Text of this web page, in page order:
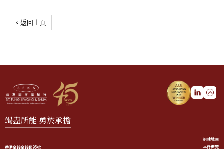
< 返回上頁
竭盡所能 勇於承擔
香港金鐘金鐘道95號
網站地圖
本行概覽